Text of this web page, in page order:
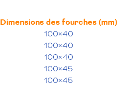
Dimensions des fourches (mm)
100×40
100×40
100×40
100×45
100×45